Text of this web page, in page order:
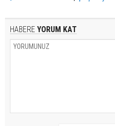
HABERE YORUM KAT